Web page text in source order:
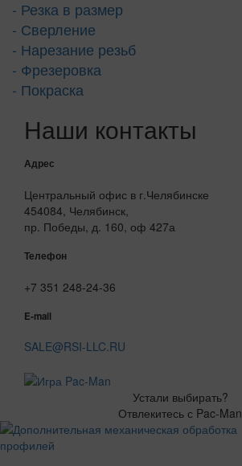
- Резка в размер
- Сверление
- Нарезание резьб
- Фрезеровка
- Покраска
Наши контакты
Адрес
Центральный офис в г.Челябинске
454084, Челябинск,
пр. Победы, д. 160, оф 427а
Телефон
+7 351 248-24-36
E-mail
SALE@RSI-LLC.RU
Устали выбирать?
Отвлекитесь с Pac-Man